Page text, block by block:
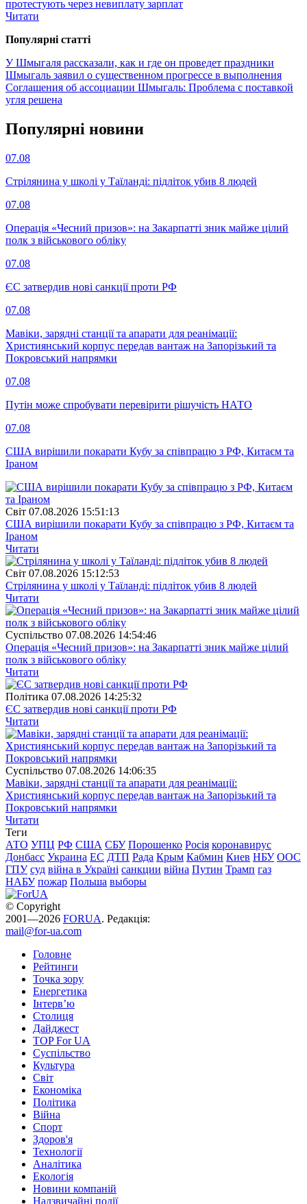
протестують через невиплату зарплат
Читати
Популярнi статтi
У Шмыгаля рассказали, как и где он проведет праздники
Шмыгаль заявил о существенном прогрессе в выполнения
Соглашения об ассоциации Шмыгаль: Проблема с поставкой
угля решена
Популярнi новини
07.08
Стрілянина у школі у Таїланді: підліток убив 8 людей
07.08
Операція «Чесний призов»: на Закарпатті зник майже цілий
полк з військового обліку
07.08
ЄС затвердив нові санкції проти РФ
07.08
Мавіки, зарядні станції та апарати для реанімації:
Християнський корпус передав вантаж на Запорізький та
Покровський напрямки
07.08
Путін може спробувати перевірити рішучість НАТО
07.08
США вирішили покарати Кубу за співпрацю з РФ, Китаєм та
Іраном
Свiт 07.08.2026 15:51:13
США вирішили покарати Кубу за співпрацю з РФ, Китаєм та
Іраном
Читати
Свiт 07.08.2026 15:12:53
Стрілянина у школі у Таїланді: підліток убив 8 людей
Читати
Суспiльство 07.08.2026 14:54:46
Операція «Чесний призов»: на Закарпатті зник майже цілий
полк з військового обліку
Читати
Полiтика 07.08.2026 14:25:32
ЄС затвердив нові санкції проти РФ
Читати
Суспiльство 07.08.2026 14:06:35
Мавіки, зарядні станції та апарати для реанімації:
Християнський корпус передав вантаж на Запорізький та
Покровський напрямки
Читати
Теги
АТО УПЦ РФ США СБУ Порошенко Росія коронавирус
Донбасс Украина ЕС ДТП Рада Крым Кабмин Киев НБУ ООС
ГПУ суд війна в Україні санкции війна Путин Трамп газ
НАБУ пожар Польша выборы
© Copyright
2001—2026 FORUA. Редакція:
mail@for-ua.com
Головне
Рейтинги
Точка зору
Енергетика
Інтерв’ю
Столиця
Дайджест
TOP For UA
Суспiльство
Культура
Світ
Економіка
Політика
Війна
Спорт
Здоров'я
Технології
Аналітика
Екологія
Новини компаній
Надзвичайні події